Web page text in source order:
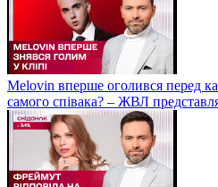
Melovin вперше оголився перед
самого співака? – ЖВЛ